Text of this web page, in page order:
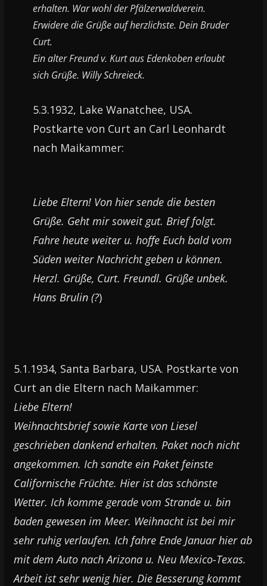
erhalten. War wohl der Pfälzerwaldverein.
Erwidere die Grüße auf herzlichste. Dein Bruder
Curt.
Ein alter Freund v. Kurt aus Edenkoben erlaubt
sich Grüße. Willy Schreieck.
5.3.1932, Lake Wanatchee, USA.
Postkarte von Curt an Carl Leonhardt
nach Maikammer:
Liebe Eltern! Von hier sende die besten
Grüße. Geht mir soweit gut. Brief folgt.
Fahre heute weiter u. hoffe Euch bald vom
Süden weiter Nachricht geben u können.
Herzl. Grüße, Curt. Freundl. Grüße unbek.
Hans Brulin (?)
5.1.1934, Santa Barbara, USA. Postkarte von
Curt an die Eltern nach Maikammer:
Liebe Eltern!
Weihnachtsbrief sowie Karte von Liesel
geschrieben dankend erhalten. Paket noch nicht
angekommen. Ich sandte ein Paket feinste
Californische Früchte. Hier ist das schönste
Wetter. Ich komme gerade vom Strande u. bin
baden gewesen im Meer. Weihnacht ist bei mir
sehr ruhig verlaufen. Ich fahre Ende Januar hier ab
mit dem Auto nach Arizona u. Neu Mexico-Texas.
Arbeit ist sehr wenig hier. Die Besserung kommt